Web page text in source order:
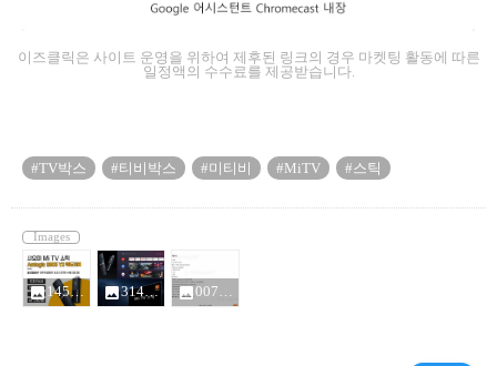
이즈클릭은 사이트 운영을 위하여 제후된 링크의 경우 마켓팅 활동에 따른
일정액의 수수료를 제공받습니다.
#TV박스 #티비박스 #미티비 #MiTV #스틱
Images
photo1456847461-g_520-w_g_432981.jpg photo314f2355-3480-4844-937a-0cadac89fa56_432981.jpg photo007a6703-ab46-4288-90aa-18316e5c081a_432981.jpg